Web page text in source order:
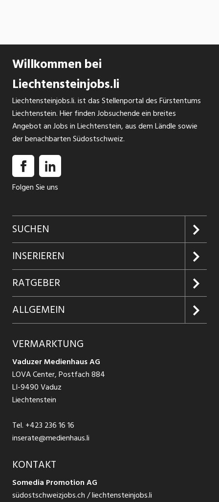
Willkommen bei
Liechtensteinjobs.li
Liechtensteinjobs.li. ist das Stellenportal des Fürstentums
Liechtenstein. Hier finden Jobsuchende ein breites
Angebot an Jobs in Liechtenstein, aus dem Ländle sowie
der benachbarten Südostschweiz.
Folgen Sie uns
SUCHEN
Jobs suchen
Jobabo
Firmen entdecken
Jobs in Graubünden
Jobs in St. Gallen
Jobs in Glarus
Jobs in der Südostschweiz
Temporär Jobs
Teilzeit Jobs
Praktikum
INSERIEREN
Kundenlogin
Inserieren
Produkte
Schnittstelle
RATGEBER
Glossar
Ratgeber Bewerbung / Rekrutierung
ALLGEMEIN
AGB
Datenschutzbestimmungen
Nutzungsbedingungen
Impressum
VERMARKTUNG
Vaduzer Medienhaus AG
LOVA Center, Postfach 884
LI-9490 Vaduz
Liechtenstein
Tel. +423 236 16 16
inserate@medienhaus.li
KONTAKT
Somedia Promotion AG
südostschweizjobs.ch / liechtensteinjobs.li